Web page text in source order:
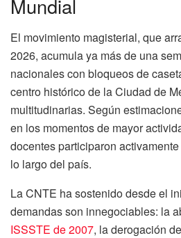
Mundial
El movimiento magisterial, que
2026, acumula ya más de una
nacionales con bloqueos de
centro histórico de la Ciudad de
multitudinarias. Según
en los momentos de mayor
docentes participaron
lo largo del país.
La CNTE ha sostenido desde el
demandas son innegociables: la
ISSSTE de 2007, la derogación